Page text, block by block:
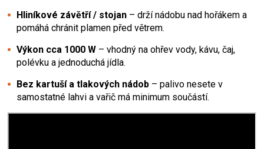
Hliníkové závětří / stojan – drží nádobu nad hořákem a
pomáhá chránit plamen před větrem.
Výkon cca 1000 W – vhodný na ohřev vody, kávu, čaj,
polévku a jednoduchá jídla.
Bez kartuší a tlakových nádob – palivo nesete v
samostatné lahvi a vařič má minimum součástí.